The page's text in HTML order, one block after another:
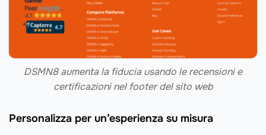
DSMN8 aumenta la fiducia usando le recensioni e
certificazioni nel footer del sito web
Personalizza per un’esperienza su misura